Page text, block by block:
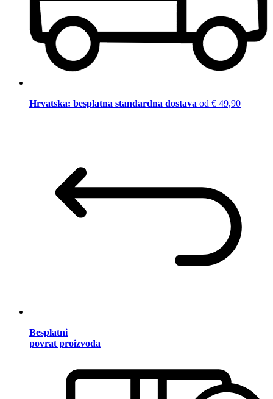
Hrvatska: besplatna standardna dostava od € 49,90
Besplatni
povrat proizvoda